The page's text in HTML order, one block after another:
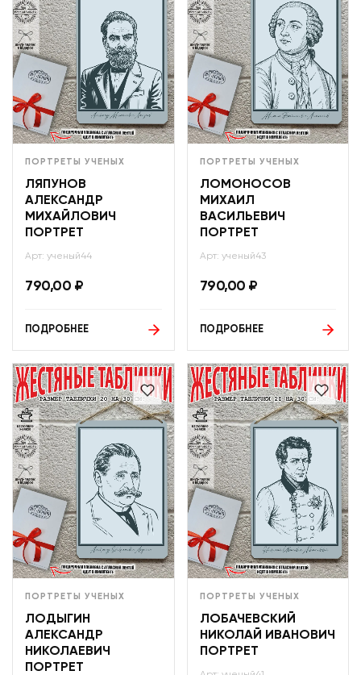
ПОРТРЕТЫ УЧЕНЫХ
ЛЯПУНОВ
АЛЕКСАНДР
МИХАЙЛОВИЧ
ПОРТРЕТ
Арт: ученый44
790,00 ₽
ПОДРОБНЕЕ
ПОРТРЕТЫ УЧЕНЫХ
ЛОМОНОСОВ
МИХАИЛ
ВАСИЛЬЕВИЧ
ПОРТРЕТ
Арт: ученый43
790,00 ₽
ПОДРОБНЕЕ
ПОРТРЕТЫ УЧЕНЫХ
ЛОДЫГИН
АЛЕКСАНДР
НИКОЛАЕВИЧ
ПОРТРЕТ
ПОРТРЕТЫ УЧЕНЫХ
ЛОБАЧЕВСКИЙ
НИКОЛАЙ ИВАНОВИЧ
ПОРТРЕТ